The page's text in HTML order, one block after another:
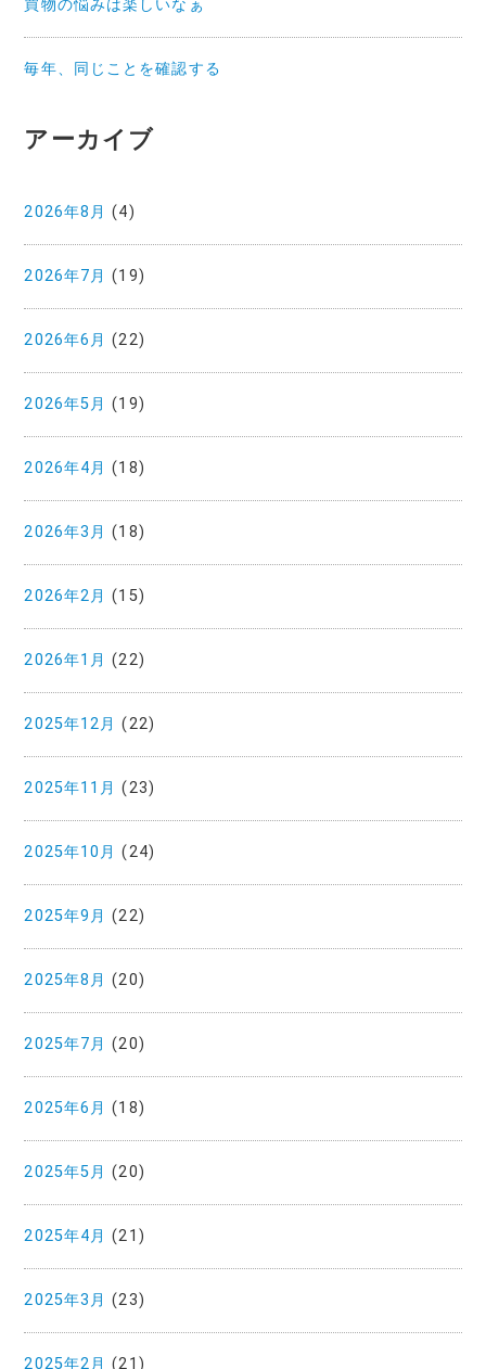
買物の悩みは楽しいなぁ
毎年、同じことを確認する
アーカイブ
2026年8月 (4)
2026年7月 (19)
2026年6月 (22)
2026年5月 (19)
2026年4月 (18)
2026年3月 (18)
2026年2月 (15)
2026年1月 (22)
2025年12月 (22)
2025年11月 (23)
2025年10月 (24)
2025年9月 (22)
2025年8月 (20)
2025年7月 (20)
2025年6月 (18)
2025年5月 (20)
2025年4月 (21)
2025年3月 (23)
2025年2月 (21)